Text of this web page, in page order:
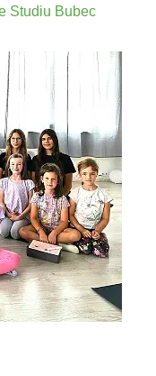
Studiu Bubec